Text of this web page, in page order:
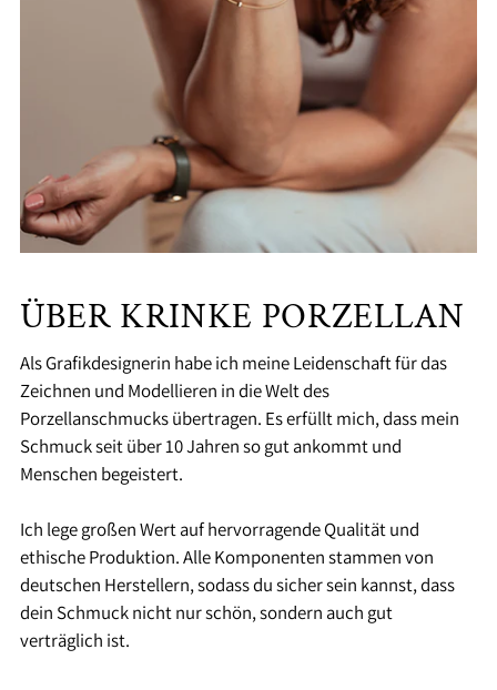
ÜBER KRINKE PORZELLAN
Als Grafikdesignerin habe ich meine Leidenschaft für das
Zeichnen und Modellieren in die Welt des
Porzellanschmucks übertragen. Es erfüllt mich, dass mein
Schmuck seit über 10 Jahren so gut ankommt und
Menschen begeistert.
Ich lege großen Wert auf hervorragende Qualität und
ethische Produktion. Alle Komponenten stammen von
deutschen Herstellern, sodass du sicher sein kannst, dass
dein Schmuck nicht nur schön, sondern auch gut
verträglich ist.